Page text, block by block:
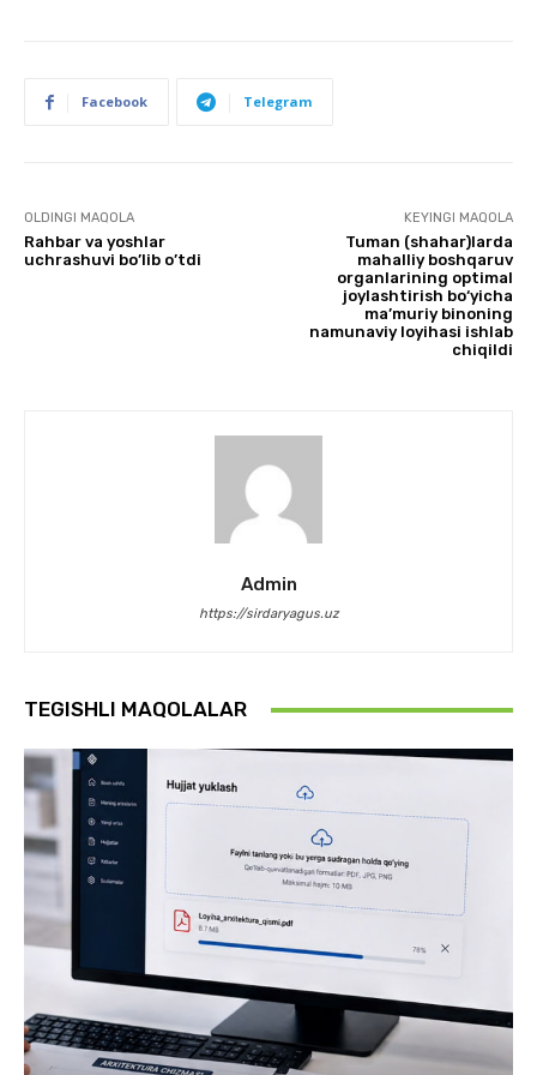
Facebook Telegram
OLDINGI MAQOLA
Rahbar va yoshlar
uchrashuvi bo’lib o’tdi
KEYINGI MAQOLA
Tuman (shahar)larda
mahalliy boshqaruv
organlarining optimal
joylashtirish bo‘yicha
ma’muriy binoning
namunaviy loyihasi ishlab
chiqildi
Admin
https://sirdaryagus.uz
TEGISHLI MAQOLALAR